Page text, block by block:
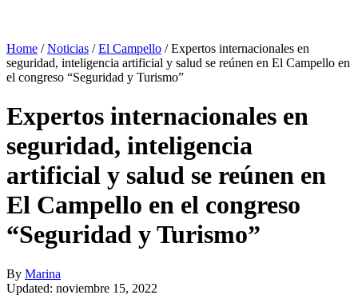
Home /Noticias /El Campello /Expertos internacionales en
seguridad, inteligencia artificial y salud se reúnen en El Campello en
el congreso “Seguridad y Turismo”
Expertos internacionales en
seguridad, inteligencia
artificial y salud se reúnen en
El Campello en el congreso
“Seguridad y Turismo”
By Marina
Updated: noviembre 15, 2022